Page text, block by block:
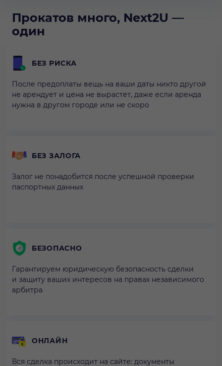
Прокатов много, Next2U —
один
БЕЗ РИСКА
После предоплаты вещь на ваши даты никто другой
не арендует и цена не вырастет, даже если аренда
нужна в другом городе или не скоро
БЕЗ ЗАЛОГА
Залог не понадобится после успешной проверки
паспортных данных
БЕЗОПАСНО
Гарантируем юридическую безопасность сделки
и защиту ваших интересов на правах независимого
арбитра
ОНЛАЙН
Вся сделка происходит на сайте: документы